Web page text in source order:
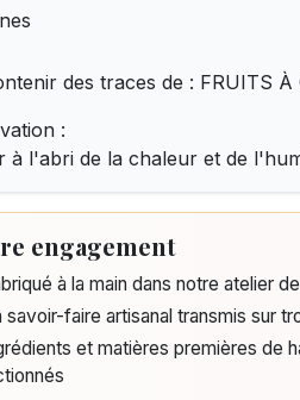
des traces de : FRUITS À
:
à l'abri de la chaleur et de
engagement
à la main dans notre atelier
savoir-faire artisanal transmis sur
et matières premières de